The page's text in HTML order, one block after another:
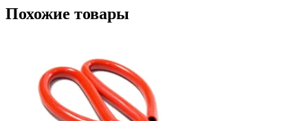
Похожие товары